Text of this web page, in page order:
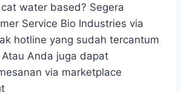
water based? Segera
Service Bio Industries via
hotline yang sudah tercantum
Anda juga dapat
via marketplace